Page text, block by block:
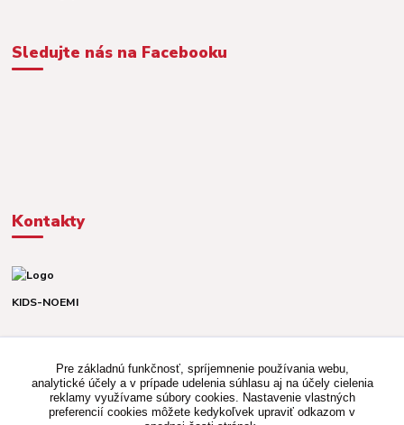
Sledujte nás na Facebooku
Kontakty
KIDS-NOEMI
(Po-Pia, 8-16 hod.)
kidsnoemi.shop@gmail.com
Pre základnú funkčnosť, spríjemnenie používania webu,
analytické účely a v prípade udelenia súhlasu aj na účely cielenia
reklamy využívame súbory cookies. Nastavenie vlastných
preferencií cookies môžete kedykoľvek upraviť odkazom v